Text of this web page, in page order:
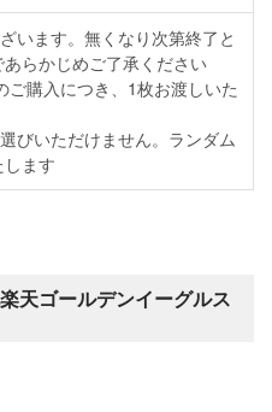
います。無くなり次第終了と
らかじめご了承ください
ご購入につき、1枚お渡しいた
びいただけません。ランダム
ます
天ゴールデンイーグルス